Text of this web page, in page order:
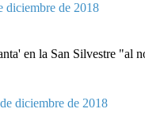
diciembre de 2018
en la San Silvestre "al
diciembre de 2018